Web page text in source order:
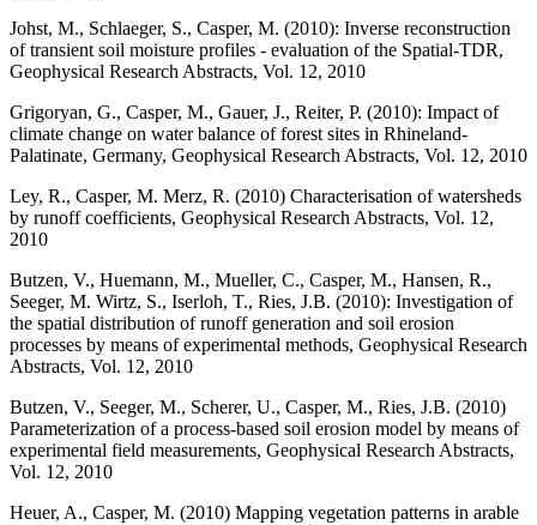
Johst, M., Schlaeger, S., Casper, M. (2010): Inverse reconstruction
of transient soil moisture profiles - evaluation of the Spatial-TDR,
Geophysical Research Abstracts, Vol. 12, 2010
Grigoryan, G., Casper, M., Gauer, J., Reiter, P. (2010): Impact of
climate change on water balance of forest sites in Rhineland-
Palatinate, Germany, Geophysical Research Abstracts, Vol. 12, 2010
Ley, R., Casper, M. Merz, R. (2010) Characterisation of watersheds
by runoff coefficients, Geophysical Research Abstracts, Vol. 12,
2010
Butzen, V., Huemann, M., Mueller, C., Casper, M., Hansen, R.,
Seeger, M. Wirtz, S., Iserloh, T., Ries, J.B. (2010): Investigation of
the spatial distribution of runoff generation and soil erosion
processes by means of experimental methods, Geophysical Research
Abstracts, Vol. 12, 2010
Butzen, V., Seeger, M., Scherer, U., Casper, M., Ries, J.B. (2010)
Parameterization of a process-based soil erosion model by means of
experimental field measurements, Geophysical Research Abstracts,
Vol. 12, 2010
Heuer, A., Casper, M. (2010) Mapping vegetation patterns in arable